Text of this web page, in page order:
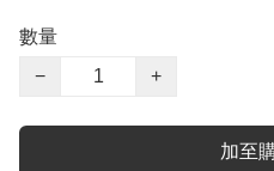
數量
−
+
加至